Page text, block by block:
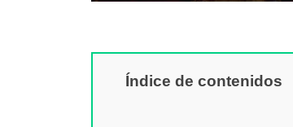
Índice de contenidos